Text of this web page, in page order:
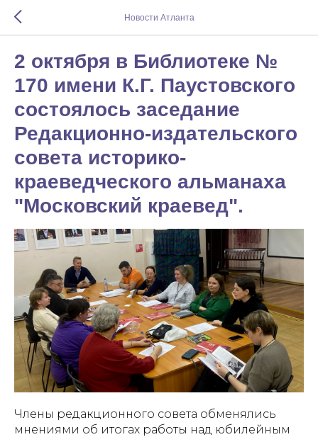
Новости Атланта
2 октября в Библиотеке №
170 имени К.Г. Паустовского
состоялось заседание
Редакционно-издательского
совета историко-
краеведческого альманаха
"Московский краевед".
Члены редакционного совета обменялись
мнениями об итогах работы над юбилейным